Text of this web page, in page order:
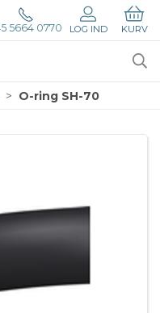
5664 0770 LOG IND KURV
O-ring SH-70